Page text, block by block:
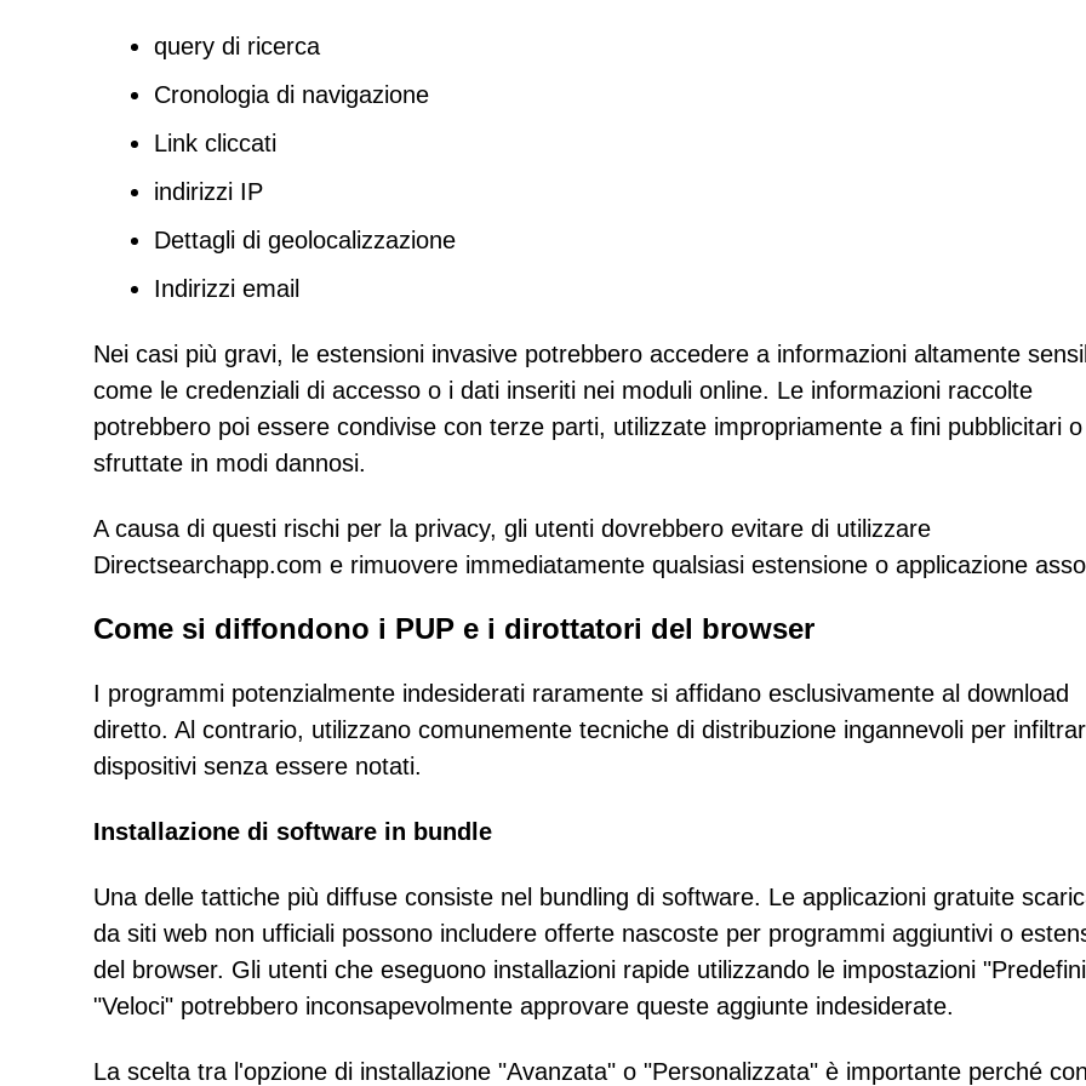
query di ricerca
Cronologia di navigazione
Link cliccati
indirizzi IP
Dettagli di geolocalizzazione
Indirizzi email
Nei casi più gravi, le estensioni invasive potrebbero accedere a informazioni altamente
come le credenziali di accesso o i dati inseriti nei moduli online. Le informazioni raccolte
potrebbero poi essere condivise con terze parti, utilizzate impropriamente a fini pubblicitari o
sfruttate in modi dannosi.
A causa di questi rischi per la privacy, gli utenti dovrebbero evitare di utilizzare
Directsearchapp.com e rimuovere immediatamente qualsiasi estensione o applicazione
Come si diffondono i PUP e i dirottatori del browser
I programmi potenzialmente indesiderati raramente si affidano esclusivamente al download
diretto. Al contrario, utilizzano comunemente tecniche di distribuzione ingannevoli per
dispositivi senza essere notati.
Installazione di software in bundle
Una delle tattiche più diffuse consiste nel bundling di software. Le applicazioni gratuite
da siti web non ufficiali possono includere offerte nascoste per programmi aggiuntivi o
del browser. Gli utenti che eseguono installazioni rapide utilizzando le impostazioni
"Veloci" potrebbero inconsapevolmente approvare queste aggiunte indesiderate.
La scelta tra l'opzione di installazione "Avanzata" o "Personalizzata" è importante perché